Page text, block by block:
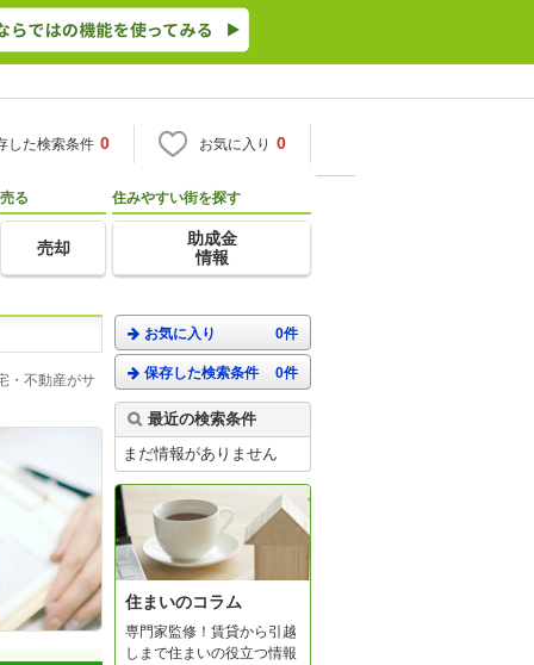
した検索条件 0 お気に入り 0
売る
売却
住みやすい街を探す
助成金
情報
・不動産がサ
お気に入り 0件
保存した検索条件 0件
最近の検索条件
まだ情報がありません
住まいのコラム
専門家監修！賃貸から引越
しまで住まいの役立つ情報